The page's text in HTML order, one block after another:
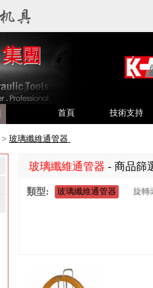
首頁 技術支持
> 玻璃纖維通管器
玻璃纖維通管器 - 商品篩
類型: 玻璃纖維通管器 旋轉